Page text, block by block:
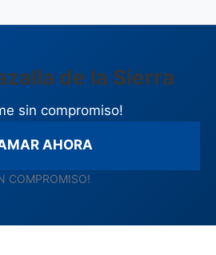
de la Sierra
sin compromiso!
AHORA
COMPROMISO!